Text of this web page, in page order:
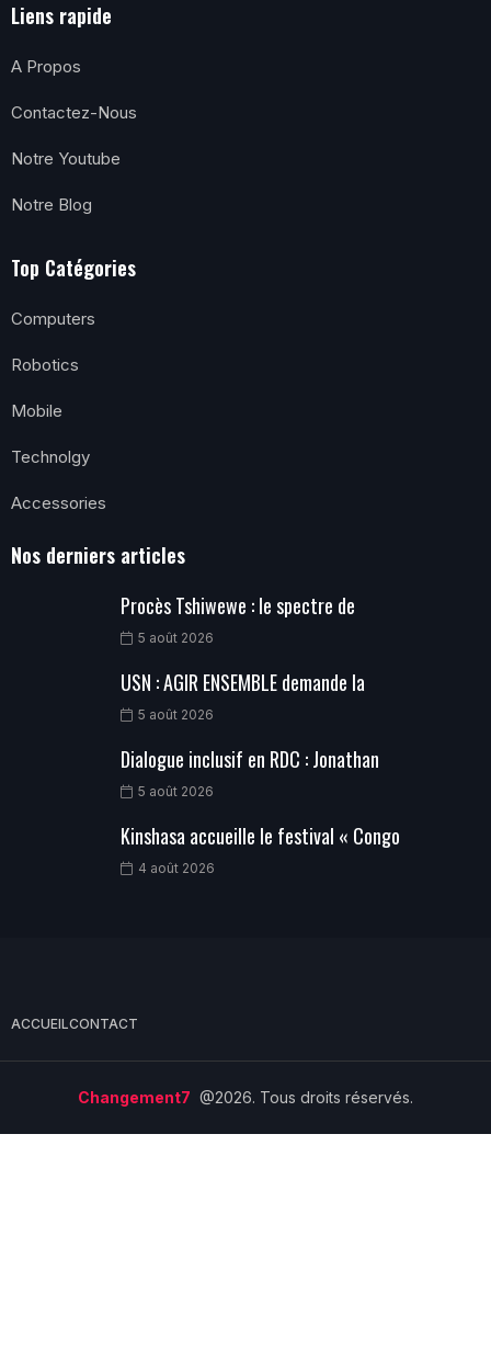
Liens rapide
A Propos
Contactez-Nous
Notre Youtube
Notre Blog
Top Catégories
Computers
Robotics
Mobile
Technolgy
Accessories
Nos derniers articles
Procès Tshiwewe : le spectre de
5 août 2026
USN : AGIR ENSEMBLE demande la
5 août 2026
Dialogue inclusif en RDC : Jonathan
5 août 2026
Kinshasa accueille le festival « Congo
4 août 2026
ACCUEILCONTACT
Changement7 @2026. Tous droits réservés.